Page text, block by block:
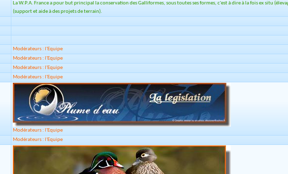
La W.P.A. France a pour but principal la conservation des Galliformes, sous toutes ses formes, c'est à dire à la fois ex situ
(support et aide à des projets de terrain).
Modérateurs : l'Equipe
Modérateurs : l'Equipe
Modérateurs : l'Equipe
Modérateurs : l'Equipe
Modérateurs : l'Equipe
Modérateurs : l'Equipe